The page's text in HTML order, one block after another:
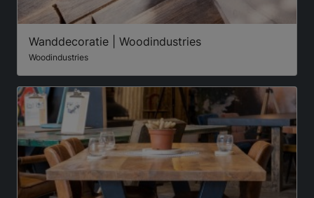
Wanddecoratie | Woodindustries
Woodindustries